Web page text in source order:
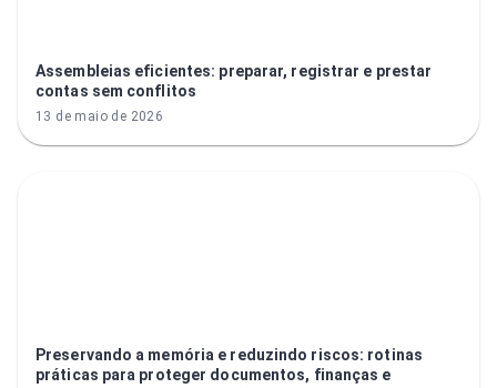
Assembleias eficientes: preparar, registrar e prestar
contas sem conflitos
13 de maio de 2026
Preservando a memória e reduzindo riscos: rotinas
práticas para proteger documentos, finanças e